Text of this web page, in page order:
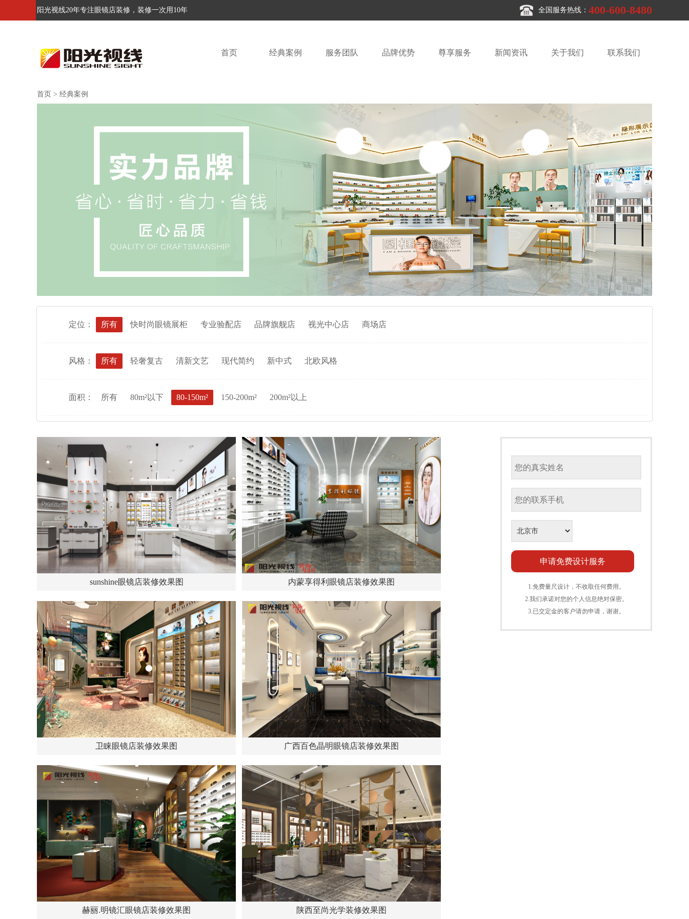
阳光视线20年专注眼镜店装修，装修一次用10年 全国服务热线： 400-600-8480
首页 经典案例 服务团队 品牌优势 尊享服务 新闻资讯 关于我们 联系我们
首页 > 经典案例
定位： 所有 快时尚眼镜展柜 专业验配店 品牌旗舰店 视光中心店 商场店
风格： 所有 轻奢复古 清新文艺 现代简约 新中式 北欧风格
面积： 所有 80m²以下 80-150m² 150-200m² 200m²以上
sunshine眼镜店装修效果图 内蒙享得利眼镜店装修效果图
卫睐眼镜店装修效果图 广西百色晶明眼镜店装修效果图
赫丽.明镜汇眼镜店装修效果图 陕西至尚光学装修效果图
1.免费量尺设计，不收取任何费用。
2.我们承诺对您的个人信息绝对保密。
3.已交定金的客户请勿申请，谢谢。